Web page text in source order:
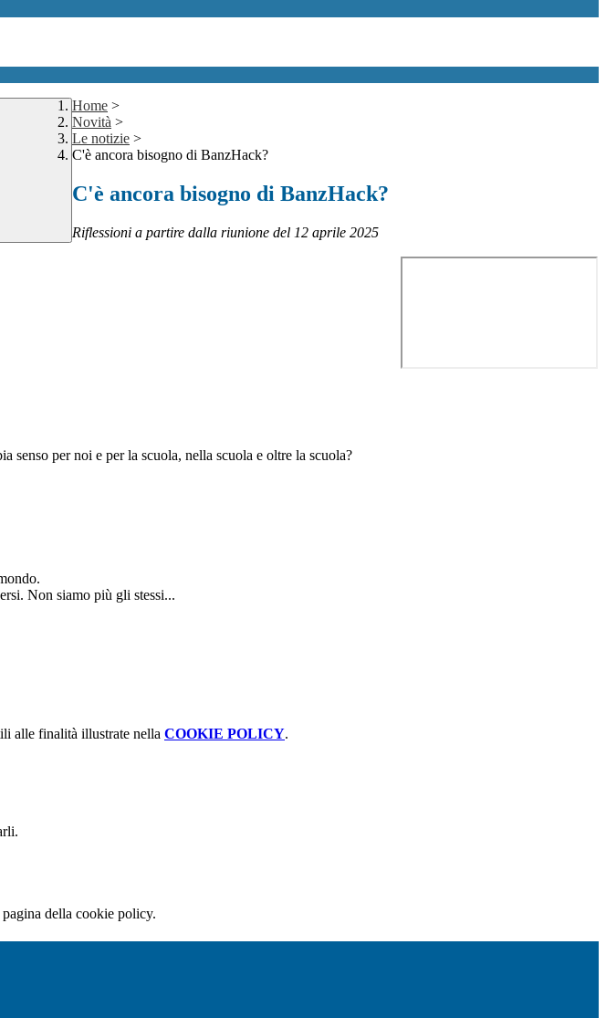
Home >
Novità >
Le notizie >
C'è ancora bisogno di BanzHack?
C'è ancora bisogno di BanzHack?
Riflessioni a partire dalla riunione del 12 aprile 2025
senso per noi e per la scuola, nella scuola e oltre la scuola?
Non siamo più gli stessi...
alle finalità illustrate nella COOKIE POLICY.
della cookie policy.